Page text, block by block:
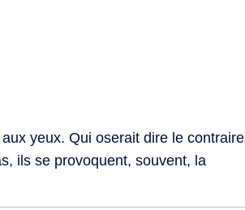
yeux. Qui oserait dire le contraire
ils se provoquent, souvent, la